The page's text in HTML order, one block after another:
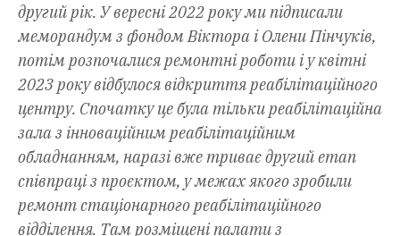
другий рік. У вересні 2022 року ми підписали
меморандум з фондом Віктора і Олени Пінчуків,
потім розпочалися ремонтні роботи і у квітні
2023 року відбулося відкриття реабілітаційного
центру. Спочатку це була тільки реабілітаційна
зала з інноваційним реабілітаційним
обладнанням, наразі вже триває другий етап
співпраці з проєктом, у межах якого зробили
ремонт стаціонарного реабілітаційного
відділення. Там розміщені палати з